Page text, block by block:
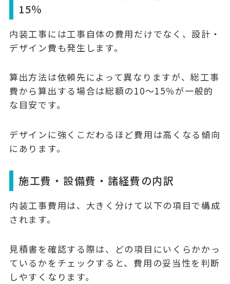
15％
内装工事には工事自体の費用だけでなく、設計・
デザイン費も発生します。
算出方法は依頼先によって異なりますが、総工事
費から算出する場合は総額の10〜15％が一般的
な目安です。
デザインに強くこだわるほど費用は高くなる傾向
にあります。
施工費・設備費・諸経費の内訳
内装工事費用は、大きく分けて以下の項目で構成
されます。
見積書を確認する際は、どの項目にいくらかかっ
ているかをチェックすると、費用の妥当性を判断
しやすくなります。